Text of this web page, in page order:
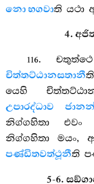
නො භගවාති යථා
4.
116.
චිත්තට්ඨානසතානී
යෙහි
උපාරද්ධාව
නිග්ගහිතා එවං
නිග්ගහිතා මයං,
පණ්ඩිතවත්ථූනීති
5-6.